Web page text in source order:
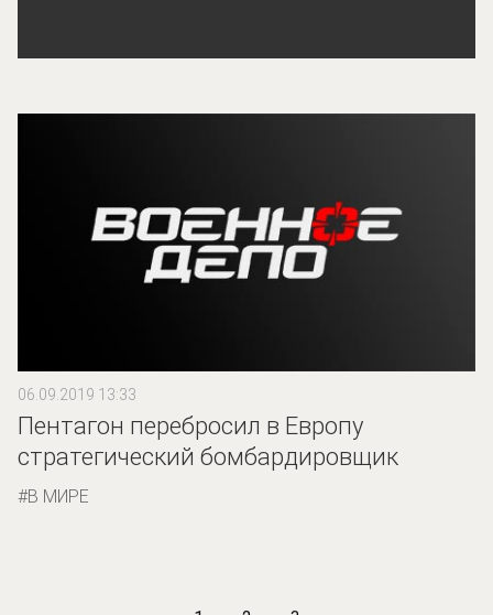
06.09.2019 13:33
Пентагон перебросил в Европу
стратегический бомбардировщик
В МИРЕ